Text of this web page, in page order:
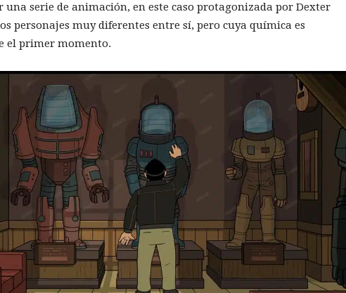
una serie de animación, en este caso protagonizada por Dexter
personajes muy diferentes entre sí, pero cuya química es
el primer momento.